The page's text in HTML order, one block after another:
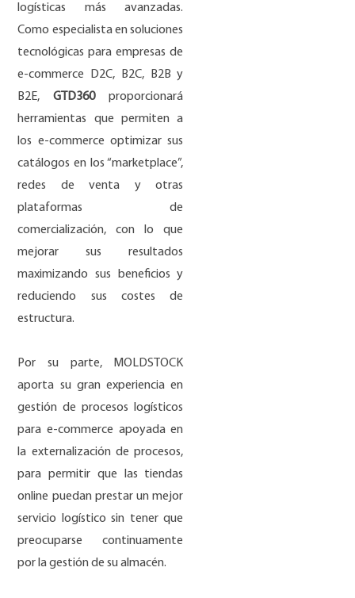
logísticas más avanzadas.
Como especialista en soluciones
tecnológicas para empresas de
e-commerce D2C, B2C, B2B y
B2E,GTD360proporcionará
herramientas que permiten a
los e-commerce optimizar sus
catálogos en los “marketplace”,
redes de venta y otras
plataformas de
comercialización, con lo que
mejorar sus resultados
maximizando sus beneficios y
reduciendo sus costes de
estructura.
Por su parte, MOLDSTOCK
aporta su gran experiencia en
gestión de procesos logísticos
para e-commerce apoyada en
la externalización de procesos,
para permitir que las tiendas
online puedan prestar un mejor
servicio logístico sin tener que
preocuparse continuamente
por la gestión de su almacén.